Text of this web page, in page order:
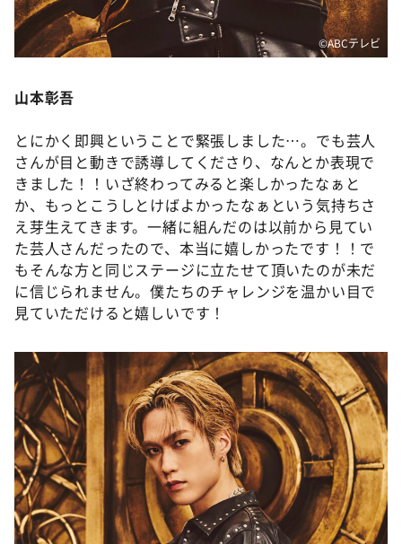
©️ABCテレビ
山本彰吾
とにかく即興ということで緊張しました…。でも芸人
さんが目と動きで誘導してくださり、なんとか表現で
きました！！いざ終わってみると楽しかったなぁと
か、もっとこうしとけばよかったなぁという気持ちさ
え芽生えてきます。一緒に組んだのは以前から見てい
た芸人さんだったので、本当に嬉しかったです！！で
もそんな方と同じステージに立たせて頂いたのが未だ
に信じられません。僕たちのチャレンジを温かい目で
見ていただけると嬉しいです！